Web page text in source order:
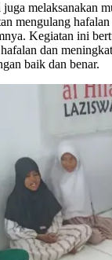
melaksanakan
mengulang
Kegiatan ini
dan
baik dan benar.